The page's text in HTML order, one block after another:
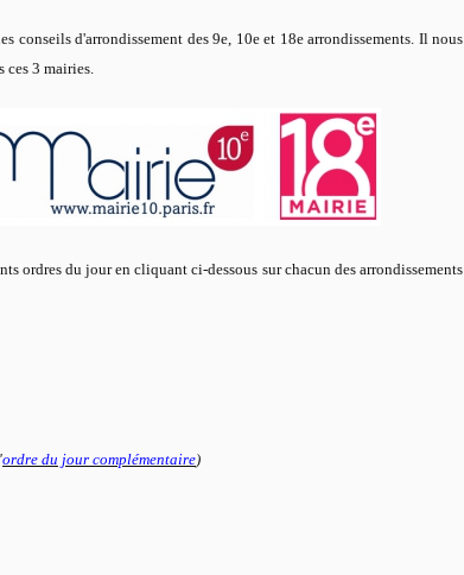
conseils d'arrondissement des 9e, 10e et 18e arrondissements. Il nous
3 mairies.
ordres du jour en cliquant ci-dessous sur chacun des arrondissements
ordre du jour complémentaire)